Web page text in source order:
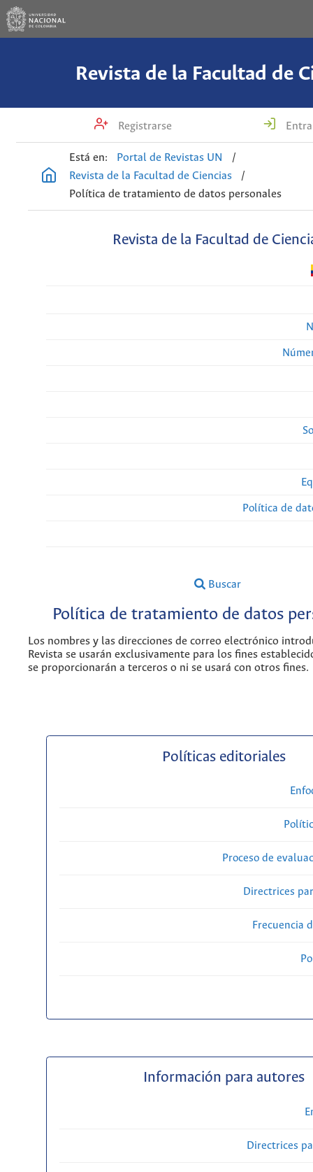
Revista de la Facultad de
Registrarse
Está en: Portal de Revistas UN
/
Revista de la Facultad de Ciencias
/
Política de tratamiento de datos personales
Revista de la Facultad de
Política de
Buscar
Política de tratamiento de datos
Los nombres y las direcciones de correo electrónico
Revista se usarán exclusivamente para los fines
se proporcionarán a terceros o ni se usará con otros fines.
Políticas editoriales
Proceso de
Directrices
Frecuencia
Información para autores
Directrices